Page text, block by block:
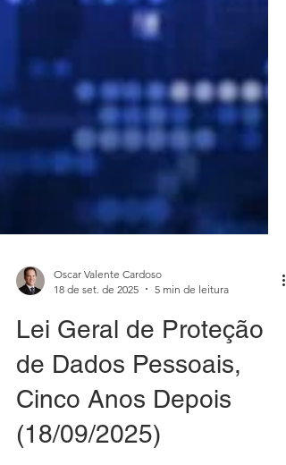
Oscar Valente Cardoso
18 de set. de 2025
5 min de leitura
Lei Geral de Proteção